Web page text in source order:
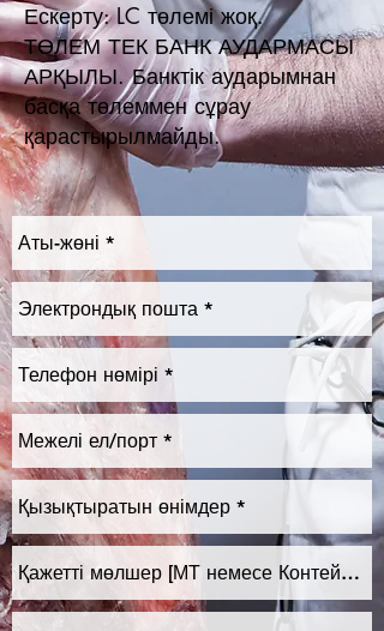
Ескерту: LC төлемі жоқ.
ТӨЛЕМ ТЕК БАНК АУДАРМАСЫ
АРҚЫЛЫ. Банктік аударымнан
басқа төлеммен сұрау
қарастырылмайды.